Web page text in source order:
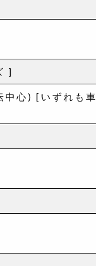
]
中心) [いずれも車